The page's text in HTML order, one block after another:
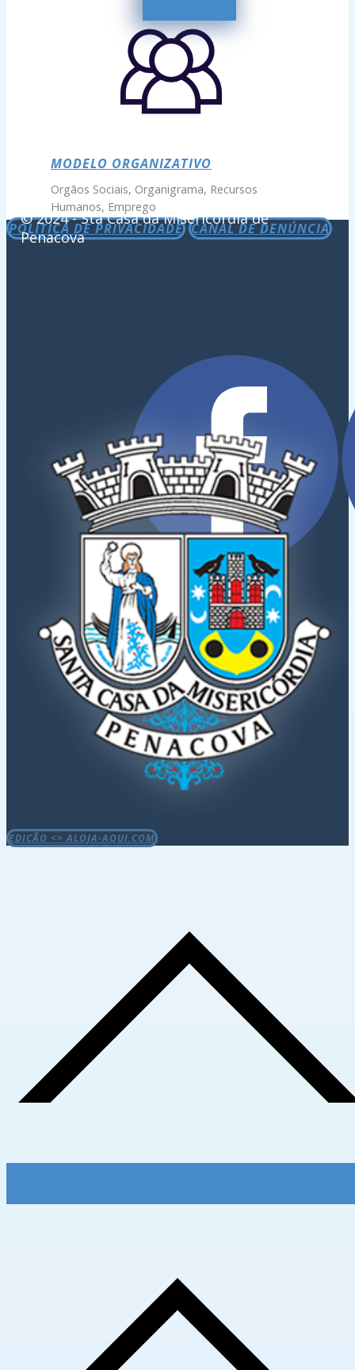
MODELO ORGANIZATIVO
Orgãos Sociais, Organigrama, Recursos
Humanos, Emprego
POLÍTICA DE PRIVACIDADE CANAL DE DENÚNCIA
© 2024 - Sta Casa da Misericórdia de
Penacova
EDIÇÃO <> ALOJA-AQUI.COM